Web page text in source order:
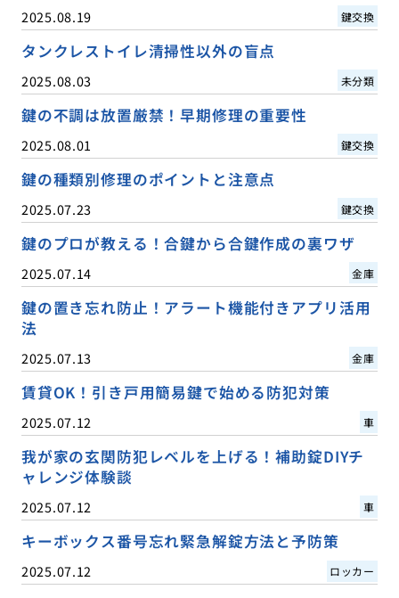
2025.08.19 鍵交換
タンクレストイレ清掃性以外の盲点
2025.08.03 未分類
鍵の不調は放置厳禁！早期修理の重要性
2025.08.01 鍵交換
鍵の種類別修理のポイントと注意点
2025.07.23 鍵交換
鍵のプロが教える！合鍵から合鍵作成の裏ワザ
2025.07.14 金庫
鍵の置き忘れ防止！アラート機能付きアプリ活用
法
2025.07.13 金庫
賃貸OK！引き戸用簡易鍵で始める防犯対策
2025.07.12 車
我が家の玄関防犯レベルを上げる！補助錠DIYチ
ャレンジ体験談
2025.07.12 車
キーボックス番号忘れ緊急解錠方法と予防策
2025.07.12 ロッカー